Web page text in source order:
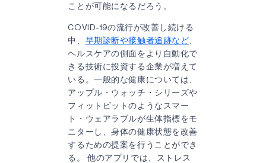
ことが可能になるだろう。
COVID-19の流行が改善し続ける
中、 早期診断や接触者追跡など
ヘルスケアの側面をより自動化で
きる技術に投資する企業が増えて
いる。一般的な健康については、
アップル・ウォッチ・シリーズや
フィットビットのようなスマー
ト・ウェアラブルが生体指標をモ
ニターし、身体の健康状態を改善
するための提案を行うことができ
る。 他のアプリでは、ストレス